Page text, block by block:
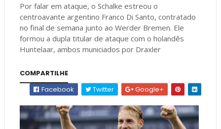
Por falar em ataque, o Schalke estreou o
centroavante argentino Franco Di Santo, contratado
no final de semana junto ao Werder Bremen. Ele
formou a dupla titular de ataque com o holandês
Huntelaar, ambos municiados por Draxler
COMPARTILHE
Facebook
Twitter Google+